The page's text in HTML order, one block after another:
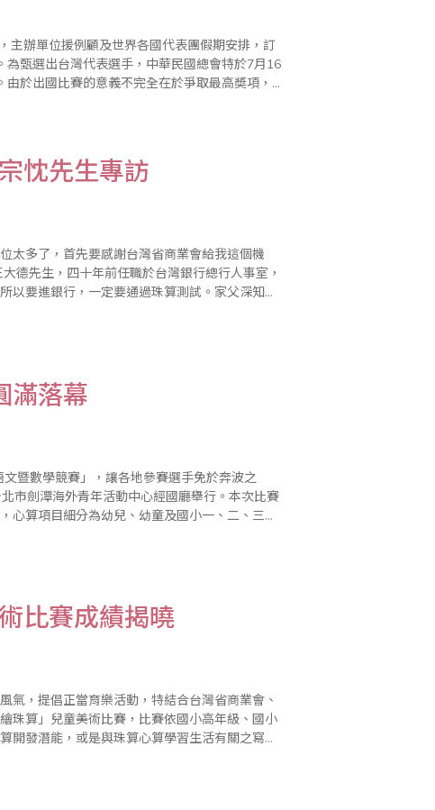
主辦單位援例顧及世界各國代表團假期安排，訂
甄選出台灣代表選手，中華民國總會特於7月16
於出國比賽的意義不完全在於爭取最高奬項，
忱先生專訪
太多了，首先要感謝台灣省商業會給我這個機
以要進銀行，一定要通過珠算測試。家父深知計
滿落幕
暨數學競賽」，讓各地參賽選手免於奔波之
市劍潭海外青年活動中心經國廳舉行。本次比賽
心算項目細分為幼兒、幼童及國小一、二、三、
比賽成績揭曉
氣，提倡正當育樂活動，特結合台灣省商業會、
珠算」兒童美術比賽，比賽依國小高年級、國小
開發潛能，或是與珠算心算學習生活有關之寫